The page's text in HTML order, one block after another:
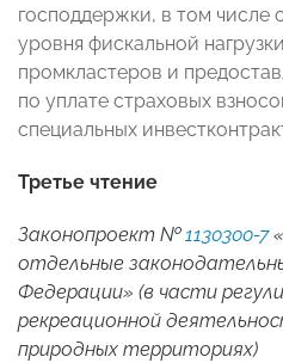
господдержки, в том числе
уровня фискальной
промкластеров и
по уплате страховых
специальных
Третье чтение
Законопроект №1130300-7
отдельные
Федерации» (в части
рекреационной
природных территориях)